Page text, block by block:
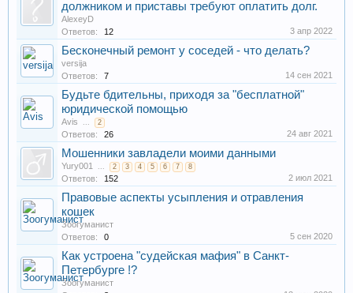
должником и приставы требуют оплатить долг.
AlexeyD
Ответов:
12 3 апр 2022
Бесконечный ремонт у соседей - что делать?
versija
Ответов:
7 14 сен 2021
Будьте бдительны, приходя за "бесплатной"
юридической помощью
Avis ... 2
Ответов: 26 24 авг 2021
Мошенники завладели моими данными
Yury001 ... 2 3 4 5 6 7 8
Ответов: 152 2 июл 2021
Правовые аспекты усыпления и отравления
кошек
Зоогуманист
Ответов:
0 5 сен 2020
Как устроена "судейская мафия" в Санкт-
Петербурге !?
Зоогуманист